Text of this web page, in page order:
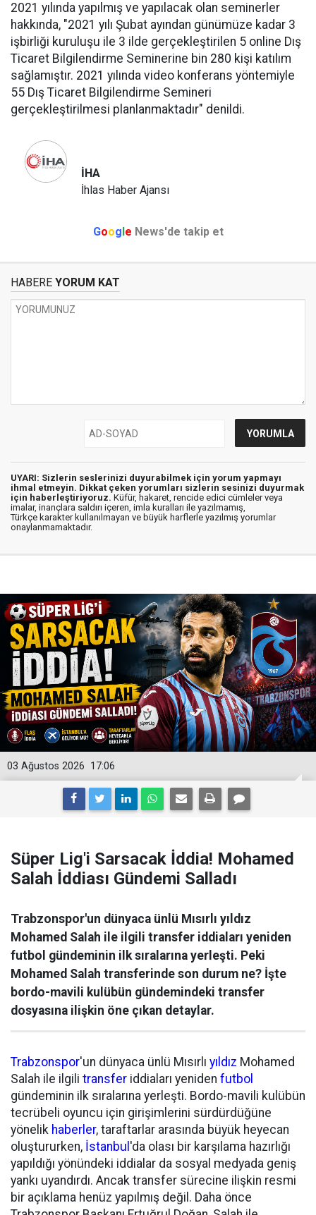
2021 yılında yapılmış ve yapılacak olan seminerler
hakkında, "2021 yılı Şubat ayından günümüze kadar 3
işbirliği kuruluşu ile 3 ilde gerçekleştirilen 5 online Dış
Ticaret Bilgilendirme Seminerine bin 280 kişi katılım
sağlamıştır. 2021 yılında video konferans yöntemiyle
55 Dış Ticaret Bilgilendirme Semineri
gerçekleştirilmesi planlanmaktadır" denildi.
İHA
İhlas Haber Ajansı
Google News'de takip et
HABERE YORUM KAT
UYARI: Sizlerin seslerinizi duyurabilmek için yorum yapmayı
ihmal etmeyin. Dikkat çeken yorumları sizlerin sesinizi duyurmak
için haberleştiriyoruz. Küfür, hakaret, rencide edici cümleler veya
imalar, inançlara saldırı içeren, imla kuralları ile yazılmamış,
Türkçe karakter kullanılmayan ve büyük harflerle yazılmış yorumlar
onaylanmamaktadır.
17:06
03 Ağustos 2026
Süper Lig'i Sarsacak İddia! Mohamed
Salah İddiası Gündemi Salladı
Trabzonspor'un dünyaca ünlü Mısırlı yıldız
Mohamed Salah ile ilgili transfer iddiaları yeniden
futbol gündeminin ilk sıralarına yerleşti. Peki
Mohamed Salah transferinde son durum ne? İşte
bordo-mavili kulübün gündemindeki transfer
dosyasına ilişkin öne çıkan detaylar.
Trabzonspor'un dünyaca ünlü Mısırlı yıldız Mohamed
Salah ile ilgili transfer iddiaları yeniden futbol
gündeminin ilk sıralarına yerleşti. Bordo-mavili kulübün
tecrübeli oyuncu için girişimlerini sürdürdüğüne
yönelik haberler, taraftarlar arasında büyük heyecan
oluştururken, İstanbul 'da olası bir karşılama hazırlığı
yapıldığı yönündeki iddialar da sosyal medyada geniş
yankı uyandırdı. Ancak transfer sürecine ilişkin resmi
bir açıklama henüz yapılmış değil. Daha önce